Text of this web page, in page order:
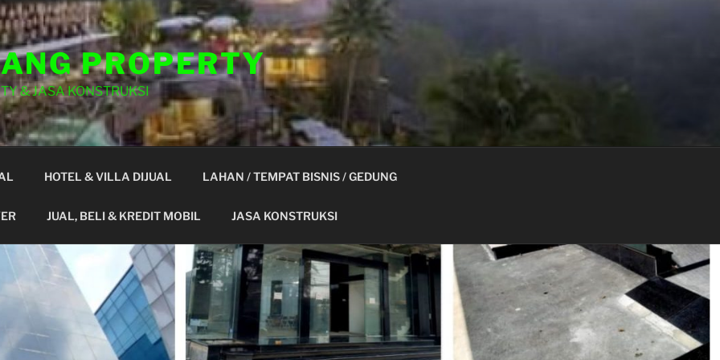
PROPERTY
& JASA KONSTRUKSI
HOTEL & VILLA DIJUAL LAHAN / TEMPAT BISNIS / GEDUNG
JUAL, BELI & KREDIT MOBIL JASA KONSTRUKSI